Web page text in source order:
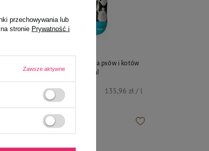
Płyn do higieny jamy ustnej dla psów i kotów
Francodex PL Fresh dent 250 ml
33,99 zł 135,96 zł / l
przechowywania lub
stronie Prywatność i
Zawsze aktywne